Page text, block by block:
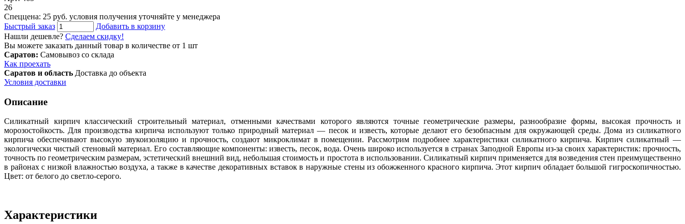
26
Спеццена: 25 руб. условия получения уточняйте у менеджера
Быстрый заказ
Добавить в корзину
Нашли дешевле? Сделаем скидку!
Вы можете заказать данный товар в количестве от 1 шт
Саратов: Самовывоз со склада
Как проехать
Саратов и область Доставка до объекта
Условия доставки
Описание
Силикатный кирпич классический строительный материал, отменными качествами которого являются точные геометрические размеры, разнообразие формы, высокая прочность и
морозостойкость. Для производства кирпича используют только природный материал — песок и известь, которые делают его безобпасным для окружающей среды. Дома из силикатного
кирпича обеспечивают высокую звукоизоляцию и прочность, создают микроклимат в помещении. Рассмотрим подробнее характеристики силикатного кирпича. Кирпич силикатный —
экологически чистый стеновый материал. Его составляющие компоненты: известь, песок, вода. Очень широко используется в странах Заподной Европы из-за своих характеристик: прочность,
точность по геометрическим размерам, эстетический внешний вид, небольшая стоимость и простота в использовании. Силикатный кирпич применяется для возведения стен преимущественно
в районах с низкой влажностью воздуха, а также в качестве декоративных вставок в наружные стены из обожженного красного кирпича. Этот кирпич обладает большой гигроскопичностью.
Цвет: от белого до светло-серого.
Характеристики